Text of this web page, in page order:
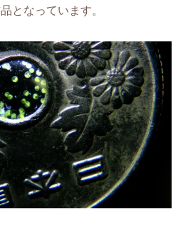
となっています。